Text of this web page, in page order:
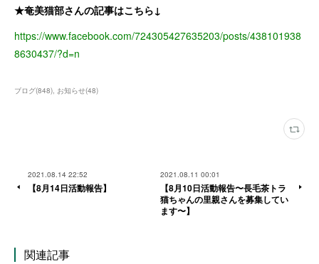
★奄美猫部さんの記事はこちら↓
https://www.facebook.com/724305427635203/posts/438101938
8630437/?d=n
ブログ(848) お知らせ(48)
2021.08.14 22:52
【8月14日活動報告】
2021.08.11 00:01
【8月10日活動報告〜長毛茶トラ
猫ちゃんの里親さんを募集してい
ます〜】
関連記事